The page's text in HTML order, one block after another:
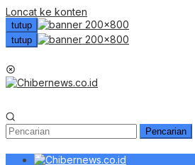
Loncat ke konten
tutup
tutup
Pencarian